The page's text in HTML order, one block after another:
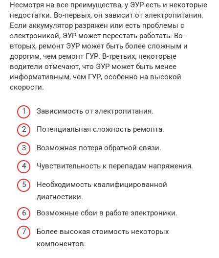
Несмотря на все преимущества, у ЭУР есть и некоторые
недостатки. Во-первых, он зависит от электропитания.
Если аккумулятор разряжен или есть проблемы с
электроникой, ЭУР может перестать работать. Во-
вторых, ремонт ЭУР может быть более сложным и
дорогим, чем ремонт ГУР. В-третьих, некоторые
водители отмечают, что ЭУР может быть менее
информативным, чем ГУР, особенно на высокой
скорости.
Зависимость от электропитания.
Потенциальная сложность ремонта.
Возможная потеря обратной связи.
Чувствительность к перепадам напряжения.
Необходимость квалифицированной
диагностики.
Возможные сбои в работе электроники.
Более высокая стоимость некоторых
компонентов.